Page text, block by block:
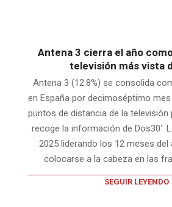
Antena 3 cierra el año
televisión más vista
Antena 3 (12.8%) se consolida
en España por decimoséptimo
puntos de distancia de la televisión
recoge la información de Dos30‘.
2025 liderando los 12 meses del
colocarse a la cabeza en las
SEGUIR LEYENDO